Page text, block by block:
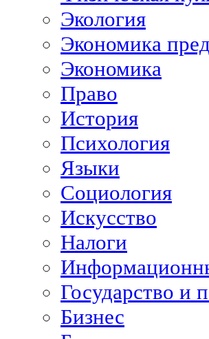
Экология
Экономика
Экономика
Право
История
Психология
Языки
Социология
Искусство
Налоги
Государство и
Бизнес